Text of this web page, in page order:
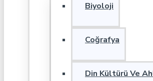
Biyoloji
Coğrafya
Din Kültürü Ve